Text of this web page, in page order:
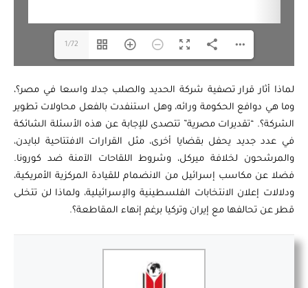
1/72
لماذا أثار قرار تصفية شركة الحديد والصلب جدلا واسعا في مصر؟،
وما هي دوافع الحكومة ورائه، وهل استنفدت بالفعل محاولات تطوير
الشركة؟. “تقديرات مصرية” تتصدى للإجابة عن هذه الأسئلة الشائكة
في عدد جديد يحفل بقضايا أخرى، مثل القرارات الافتتاحية لبايدن،
والمرشحون لخلافة ميركل، وشروط اللقاحات الآمنة ضد كورونا.
فضلا عن مكاسب إسرائيل من الانضمام للقيادة المركزية الأمريكية،
ودلالات إعلان الانتخابات الفلسطينية والإسرائيلية، ولماذا لن تتخلى
قطر عن تحالفها مع إيران وتركيا برغم إنهاء المقاطعة؟.